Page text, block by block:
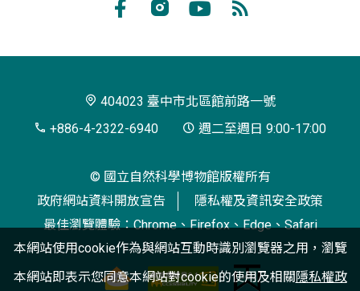
博
閱
404023 臺中市北區館前路一號
+886-4-2322-6940
週二至週日 9:00-17:00
© 國立自然科學博物館版權所有
政府網站資料開放宣告
隱私權及資訊安全政策
最佳瀏覽體驗：Chrome、Firefox、Edge、Safari
本網站使用cookie作為與網站互動時識別瀏覽器之用，瀏覽
本網站即表示您同意本網站對cookie的使用及相關隱私權政